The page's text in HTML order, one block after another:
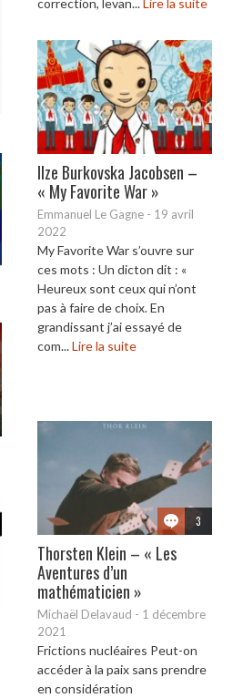
correction, levan...Lire la suite
Ilze Burkovska Jacobsen –
« My Favorite War »
Emmanuel Le Gagne - 19 avril
2022
My Favorite War s’ouvre sur
ces mots : Un dicton dit : «
Heureux sont ceux qui n’ont
pas à faire de choix. En
grandissant j’ai essayé de
com...Lire la suite
3
Thorsten Klein – « Les
Aventures d’un
mathématicien »
Michaël Delavaud - 1 décembre
2021
Frictions nucléaires Peut-on
accéder à la paix sans prendre
en considération